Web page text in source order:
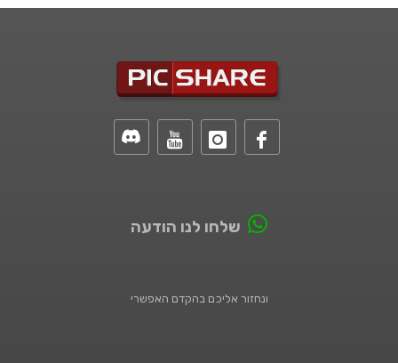
שלחו לנו הודעה
ונחזור אליכם בהקדם האפשרי